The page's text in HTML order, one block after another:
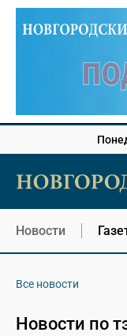
Новости
Все новости
Новости по